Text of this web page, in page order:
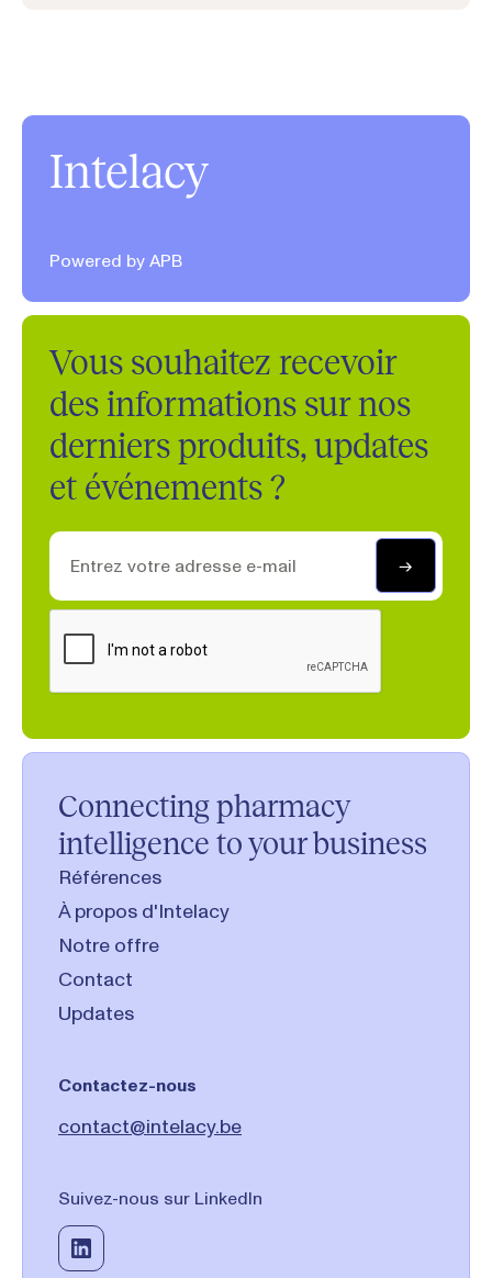
Intelacy
Powered by APB
Vous souhaitez recevoir
des informations sur nos
derniers produits, updates
et événements ?
Connecting pharmacy
intelligence to your business
Références
À propos d'Intelacy
Notre offre
Contact
Updates
Contactez-nous
contact@intelacy.be
Suivez-nous sur LinkedIn